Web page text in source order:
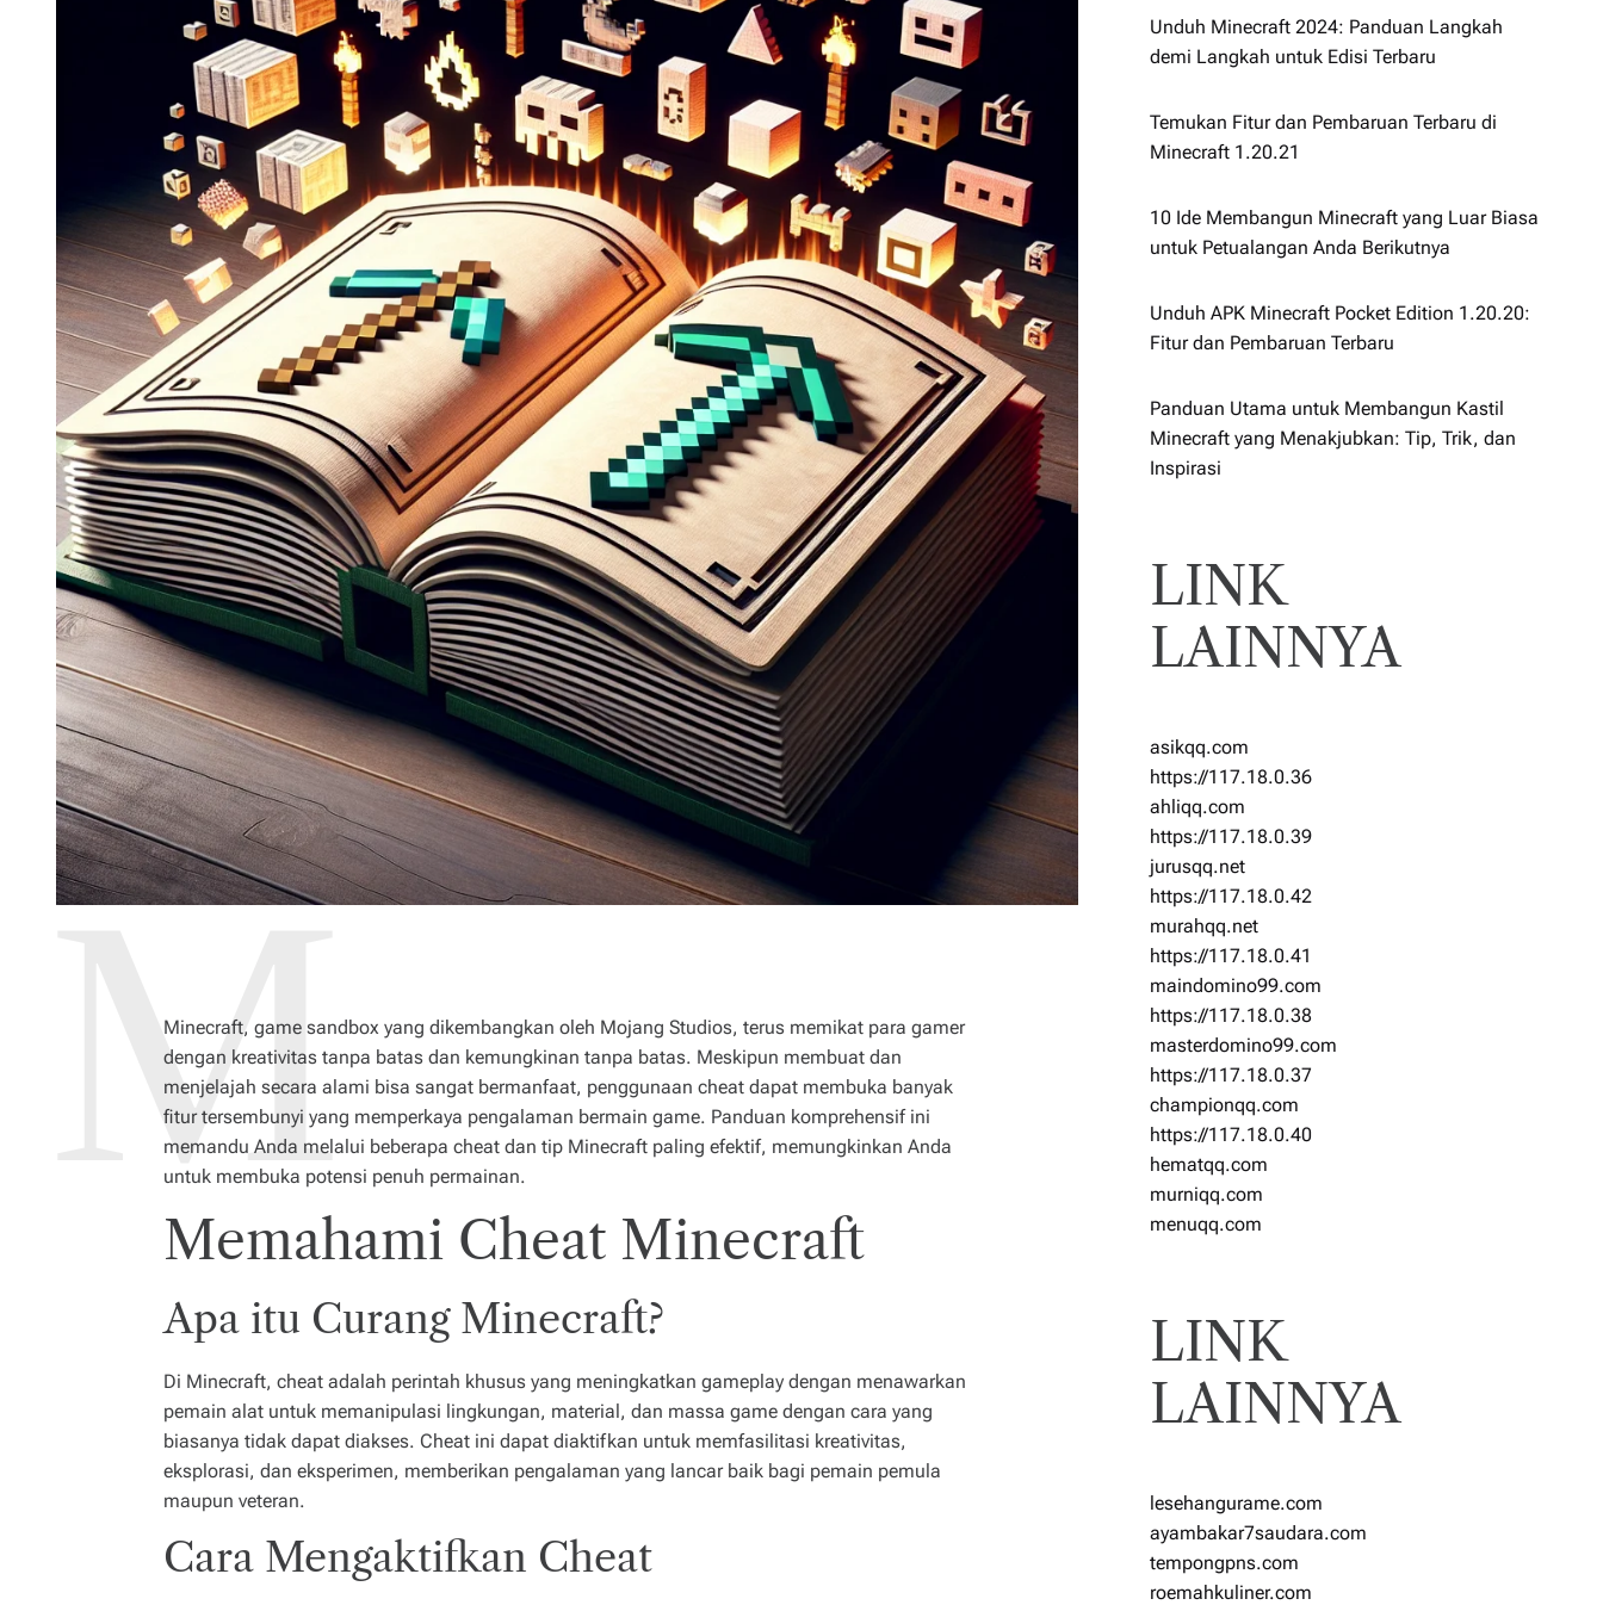
Minecraft, game sandbox yang dikembangkan oleh Mojang Studios, terus memikat para gamer
dengan kreativitas tanpa batas dan kemungkinan tanpa batas. Meskipun membuat dan
menjelajah secara alami bisa sangat bermanfaat, penggunaan cheat dapat membuka banyak
fitur tersembunyi yang memperkaya pengalaman bermain game. Panduan komprehensif ini
memandu Anda melalui beberapa cheat dan tip Minecraft paling efektif, memungkinkan Anda
untuk membuka potensi penuh permainan.
Memahami Cheat Minecraft
Apa itu Curang Minecraft?
Di Minecraft, cheat adalah perintah khusus yang meningkatkan gameplay dengan menawarkan
pemain alat untuk memanipulasi lingkungan, material, dan massa game dengan cara yang
biasanya tidak dapat diakses. Cheat ini dapat diaktifkan untuk memfasilitasi kreativitas,
eksplorasi, dan eksperimen, memberikan pengalaman yang lancar baik bagi pemain pemula
maupun veteran.
Cara Mengaktifkan Cheat
Unduh Minecraft 2024: Panduan Langkah
demi Langkah untuk Edisi Terbaru
Temukan Fitur dan Pembaruan Terbaru di
Minecraft 1.20.21
10 Ide Membangun Minecraft yang Luar Biasa
untuk Petualangan Anda Berikutnya
Unduh APK Minecraft Pocket Edition 1.20.20:
Fitur dan Pembaruan Terbaru
Panduan Utama untuk Membangun Kastil
Minecraft yang Menakjubkan: Tip, Trik, dan
Inspirasi
LINK
LAINNYA
asikqq.com
https://117.18.0.36
ahliqq.com
https://117.18.0.39
jurusqq.net
https://117.18.0.42
murahqq.net
https://117.18.0.41
maindomino99.com
https://117.18.0.38
masterdomino99.com
https://117.18.0.37
championqq.com
https://117.18.0.40
hematqq.com
murniqq.com
menuqq.com
LINK
LAINNYA
lesehangurame.com
ayambakar7saudara.com
tempongpns.com
roemahkuliner.com